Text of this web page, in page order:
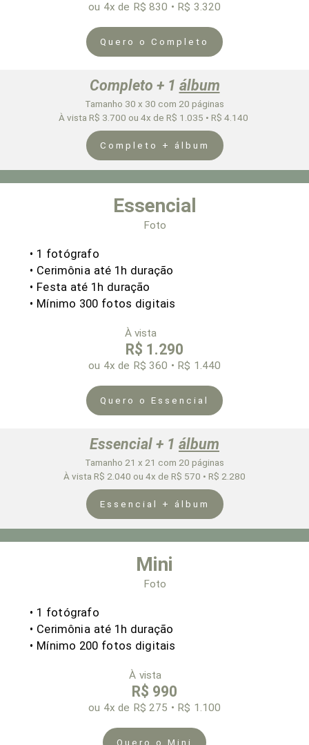
ou 4xde R$ 830 • R$ 3.320
Quero o Completo
Completo + 1 álbum
Tamanho 30 x 30 com 20 páginas
À vista R$ 3.700 ou 4x de R$ 1.035 • R$ 4.140
Completo + álbum
Essencial
Foto
• 1 fotógrafo
• Cerimôniaaté 1h duração
• Festa até 1h duração
• Mínimo 300 fotos digitais
À vista
R$ 1.290
ou 4xde R$ 360 • R$ 1.440
Quero o Essencial
Essencial + 1 álbum
Tamanho 21 x 21 com 20 páginas
À vista R$ 2.040 ou 4x de R$ 570 • R$ 2.280
Essencial + álbum
Mini
Foto
• 1 fotógrafo
• Cerimôniaaté 1h duração
• Mínimo 200 fotos digitais
À vista
R$ 990
ou 4xde R$ 275 • R$ 1.100
Quero o Mini